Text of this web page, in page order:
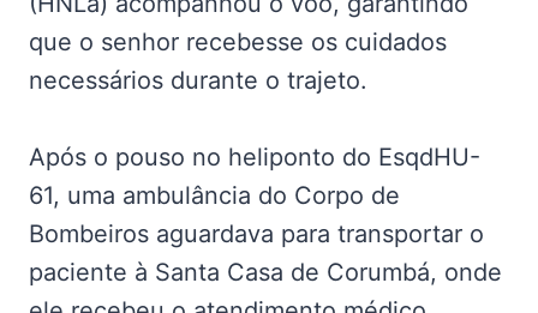
que o senhor recebesse os cuidados
necessários durante o trajeto.
Após o pouso no heliponto do EsqdHU-
61, uma ambulância do Corpo de
Bombeiros aguardava para transportar o
paciente à Santa Casa de Corumbá, onde